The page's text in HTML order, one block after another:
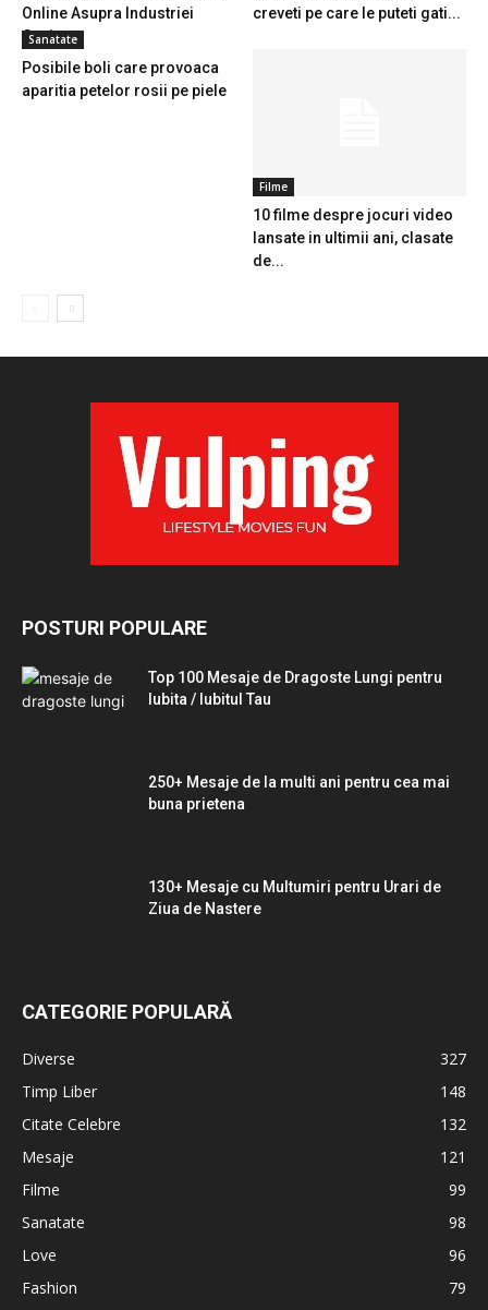
Online Asupra Industriei
Cazino
creveti pe care le puteti gati...
Sanatate
Posibile boli care provoaca
aparitia petelor rosii pe piele
Filme
10 filme despre jocuri video
lansate in ultimii ani, clasate
de...
POSTURI POPULARE
Top 100 Mesaje de Dragoste Lungi pentru
Iubita / Iubitul Tau
250+ Mesaje de la multi ani pentru cea mai
buna prietena
130+ Mesaje cu Multumiri pentru Urari de
Ziua de Nastere
CATEGORIE POPULARĂ
Diverse
327
Timp Liber
148
Citate Celebre
132
Mesaje
121
Filme
99
Sanatate
98
Love
96
Fashion
79